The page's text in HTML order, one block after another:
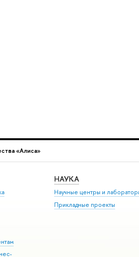
«Алиса»
НАУКА
Научные центры и
Прикладные проекты